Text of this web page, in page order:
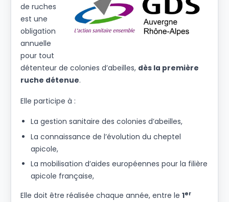
de ruches
est une
obligation
annuelle
pour tout
détenteur de colonies d’abeilles, dès la première
ruche détenue.
Elle participe à :
La gestion sanitaire des colonies d’abeilles,
La connaissance de l’évolution du cheptel
apicole,
La mobilisation d’aides européennes pour la filière
apicole française,
Elle doit être réalisée chaque année, entre le 1er